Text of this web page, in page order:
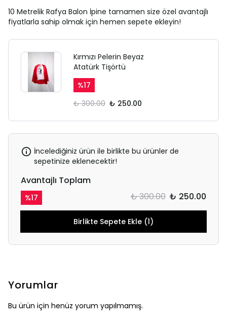
10 Metrelik Rafya Balon İpine tamamen size özel avantajlı
fiyatlarla sahip olmak için hemen sepete ekleyin!
Kırmızı Pelerin Beyaz
Atatürk Tişörtü
%17
₺ 300.00 ₺ 250.00
İncelediğiniz ürün ile birlikte bu ürünler de
sepetinize eklenecektir!
Avantajlı Toplam
%17 ₺ 300.00 ₺ 250.00
Birlikte Sepete Ekle (1)
Yorumlar
Bu ürün için henüz yorum yapılmamış.